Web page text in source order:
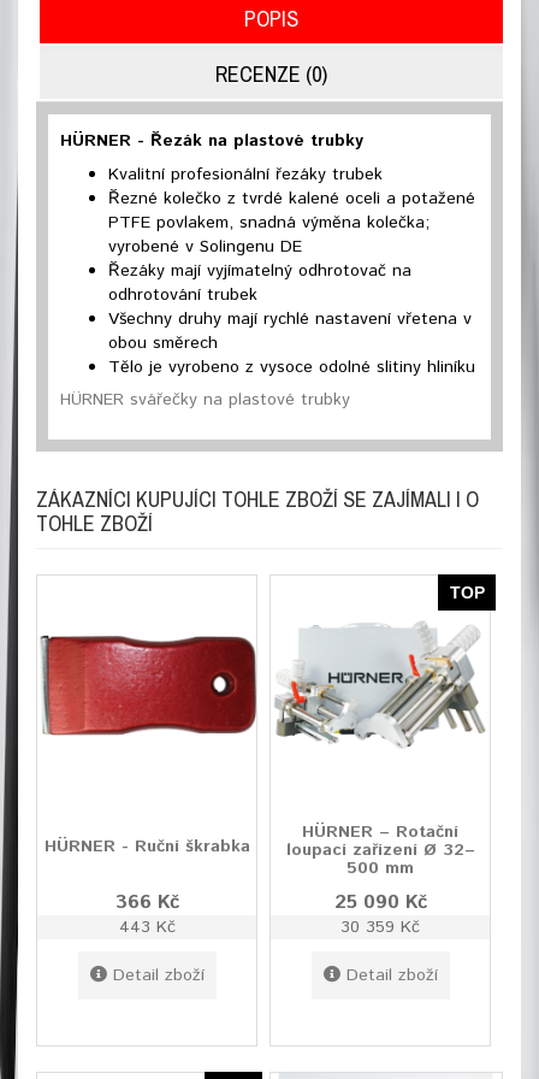
POPIS
RECENZE (0)
HÜRNER - Řezák na plastové trubky
Kvalitní profesionální řezáky trubek
Řezné kolečko z tvrdé kalené oceli a potažené
PTFE povlakem, snadná výměna kolečka;
vyrobené v Solingenu DE
Řezáky mají vyjímatelný odhrotovač na
odhrotování trubek
Všechny druhy mají rychlé nastavení vřetena v
obou směrech
Tělo je vyrobeno z vysoce odolné slitiny hliníku
HÜRNER svářečky na plastové trubky
ZÁKAZNÍCI KUPUJÍCI TOHLE ZBOŽÍ SE ZAJÍMALI I O
TOHLE ZBOŽÍ
HÜRNER - Ruční škrabka
366 Kč
443 Kč
Detail zboží
TOP
HÜRNER – Rotační
loupací zařízení Ø 32–
500 mm
25 090 Kč
30 359 Kč
Detail zboží